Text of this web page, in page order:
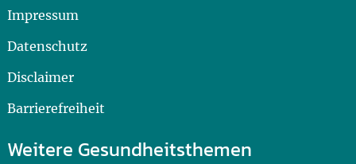
Impressum
Datenschutz
Disclaimer
Barrierefreiheit
Weitere Gesundheitsthemen